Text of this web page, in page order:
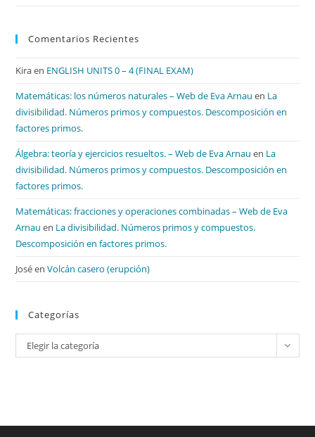
Comentarios Recientes
Kiraen ENGLISH UNITS 0 – 4 (FINAL EXAM)
Matemáticas: los números naturales – Web de Eva Arnau en La
divisibilidad. Números primos y compuestos. Descomposición en
factores primos.
Álgebra: teoría y ejercicios resueltos. – Web de Eva Arnau en La
divisibilidad. Números primos y compuestos. Descomposición en
factores primos.
Matemáticas: fracciones y operaciones combinadas – Web de Eva
Arnau en La divisibilidad. Números primos y compuestos.
Descomposición en factores primos.
JoséenVolcán casero (erupción)
Categorías
Categorías
Elegir la categoría